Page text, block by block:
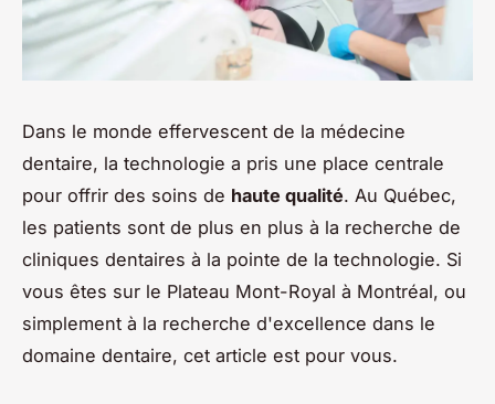
Dans le monde effervescent de la médecine
dentaire, la technologie a pris une place centrale
pour offrir des soins de haute qualité. Au Québec,
les patients sont de plus en plus à la recherche de
cliniques dentaires à la pointe de la technologie. Si
vous êtes sur le Plateau Mont-Royal à Montréal, ou
simplement à la recherche d'excellence dans le
domaine dentaire, cet article est pour vous.